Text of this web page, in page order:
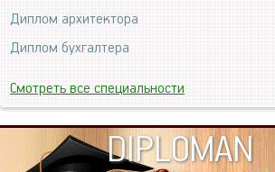
Диплом архитектора
Диплом бухгалтера
Смотреть все специальности
DIPLOMAN